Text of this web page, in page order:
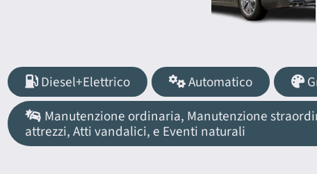
Diesel+Elettrico Automatico
Manutenzione ordinaria, Manutenzione
attrezzi, Atti vandalici, e Eventi naturali